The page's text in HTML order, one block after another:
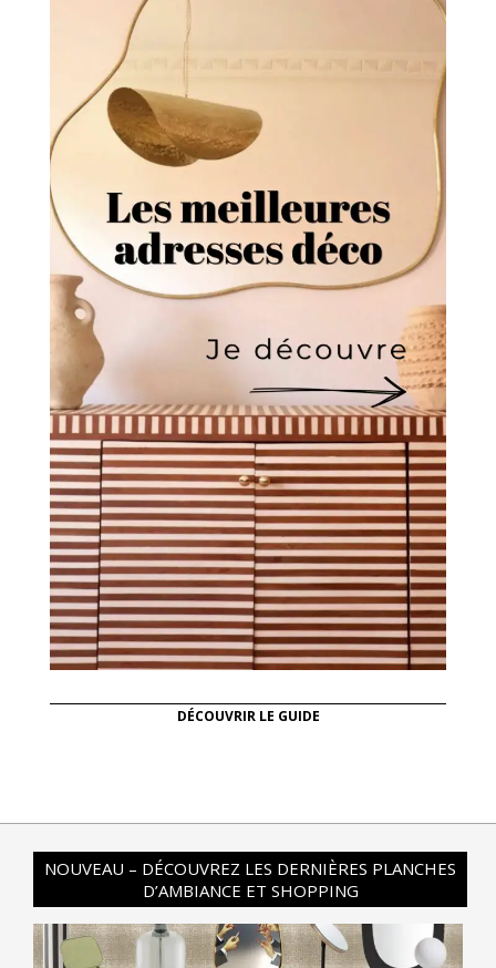
DÉCOUVRIR LE GUIDE
NOUVEAU – DÉCOUVREZ LES DERNIÈRES PLANCHES
D’AMBIANCE ET SHOPPING